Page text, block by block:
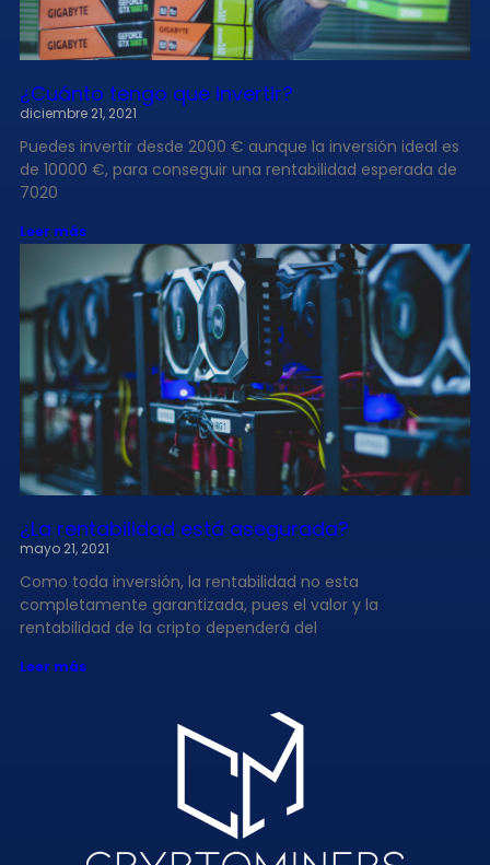
¿Cuánto tengo que invertir?
diciembre 21, 2021
Puedes invertir desde 2000 € aunque la inversión ideal es
de 10000 €, para conseguir una rentabilidad esperada de
7020
Leer más
¿La rentabilidad está asegurada?
mayo 21, 2021
Como toda inversión, la rentabilidad no esta
completamente garantizada, pues el valor y la
rentabilidad de la cripto dependerá del
Leer más